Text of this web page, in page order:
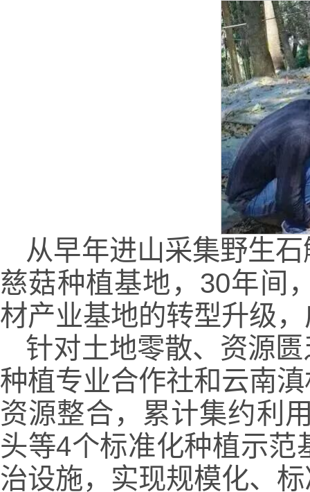
从早年进山采集野生
慈菇种植基地，30年间
材产业基地的转型升级
针对土地零散、资源
种植专业合作社和云南
资源整合，累计集约利
头等4个标准化种植示
治设施，实现规模化、